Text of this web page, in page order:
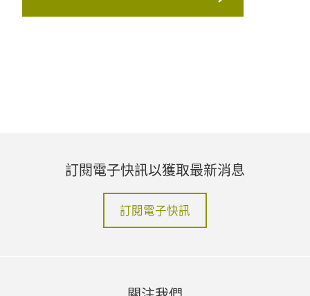
訂閱電子快訊以獲取最新消息
訂閱電子快訊